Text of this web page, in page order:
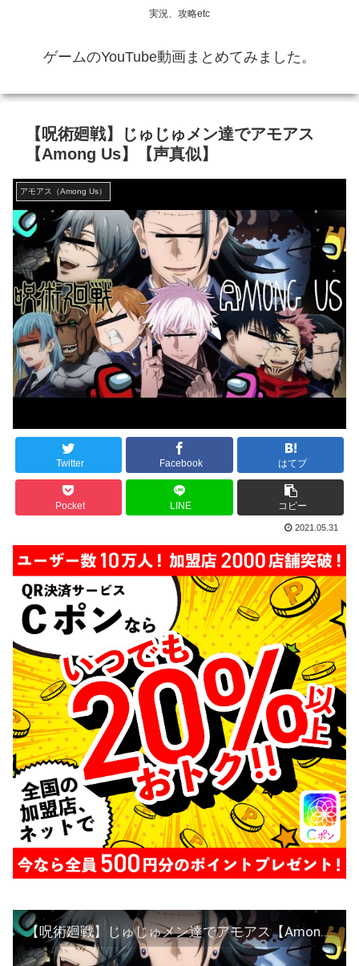
実況、攻略etc
ゲームのYouTube動画まとめてみました。
【呪術廻戦】じゅじゅメン達でアモアス
【Among Us】【声真似】
アモアス（Among Us）
Twitter Facebook はてブ
Pocket LINE コピー
2021.05.31
【呪術廻戦】じゅじゅメン達でアモアス【Among Us】【声真似】